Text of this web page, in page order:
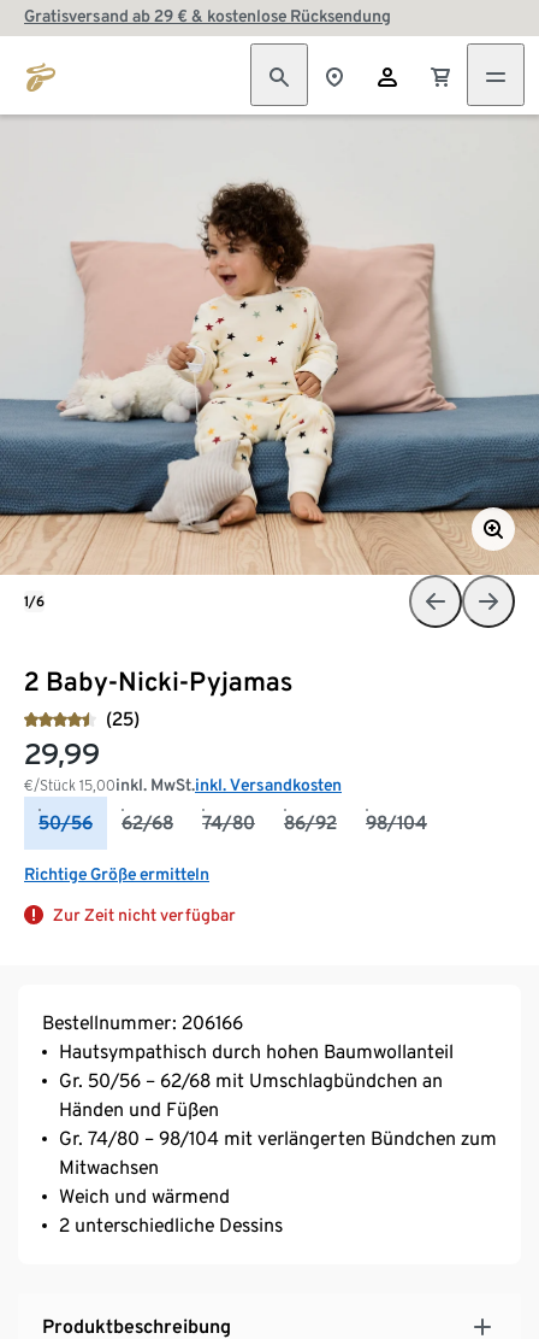
Gratisversand ab 29 € & kostenlose Rücksendung
2 Baby-Nicki-Pyjamas
(25)
29,99
€/Stück 15,00inkl. MwSt.inkl. Versandkosten
50/56 62/68 74/80 86/92 98/104
Richtige Größe ermitteln
Zur Zeit nicht verfügbar
1/6
Bestellnummer: 206166
Hautsympathisch durch hohen Baumwollanteil
Gr. 50/56 – 62/68 mit Umschlagbündchen an
Händen und Füßen
Gr. 74/80 – 98/104 mit verlängerten Bündchen zum
Mitwachsen
Weich und wärmend
2 unterschiedliche Dessins
Produktbeschreibung